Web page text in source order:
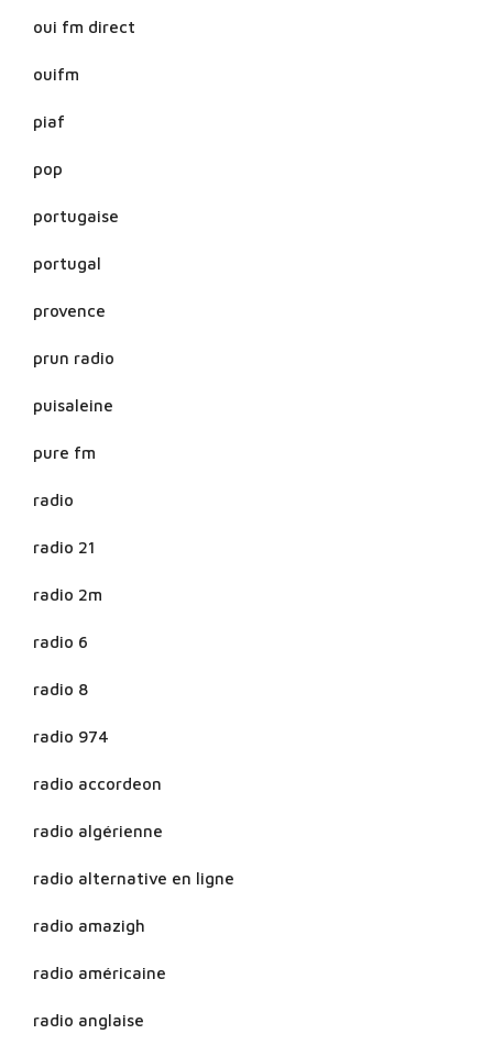
oui fm direct
ouifm
piaf
pop
portugaise
portugal
provence
prun radio
puisaleine
pure fm
radio
radio 21
radio 2m
radio 6
radio 8
radio 974
radio accordeon
radio algérienne
radio alternative en ligne
radio amazigh
radio américaine
radio anglaise